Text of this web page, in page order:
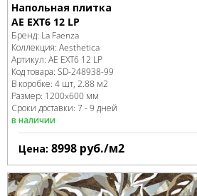
Напольная плитка
AE EXT6 12 LP
Бренд: La Faenza
Коллекция: Aesthetica
Артикул: AE EXT6 12 LP
Код товара: SD-248938-99
В коробке: 4 шт, 2.88 м2
Размер: 1200x600 мм
Сроки доставки: 7 - 9 дней
в наличии
Цена: 8998 руб./м2